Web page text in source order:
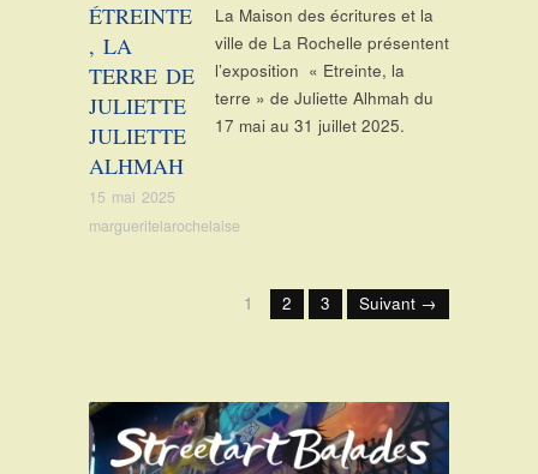
ÉTREINTE
, LA
TERRE DE
JULIETTE
JULIETTE
ALHMAH
15 mai 2025
margueritelarochelaise
La Maison des écritures et la
ville de La Rochelle présentent
l’exposition « Etreinte, la
terre » de Juliette Alhmah du
17 mai au 31 juillet 2025.
1 2 3 Suivant →